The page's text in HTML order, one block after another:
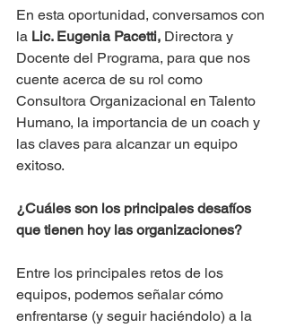
En esta oportunidad, conversamos con
la Lic. Eugenia Pacetti, Directora y
Docente del Programa, para que nos
cuente acerca de su rol como
Consultora Organizacional en Talento
Humano, la importancia de un coach y
las claves para alcanzar un equipo
exitoso.
¿Cuáles son los principales desafíos
que tienen hoy las organizaciones?
Entre los principales retos de los
equipos, podemos señalar cómo
enfrentarse (y seguir haciéndolo) a la